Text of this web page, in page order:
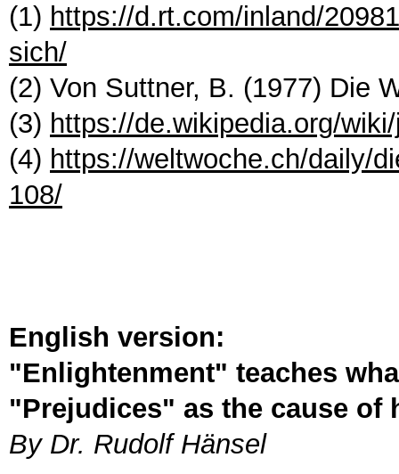
(1) https://d.rt.com/inland/
sich/
(2) Von Suttner, B. (1977) Die
(3) https://de.wikipedia.org/
(4) https://weltwoche.ch/daily/
108/
English version:
"Enlightenment" teaches
"Prejudices" as the cause of
By Dr. Rudolf Hänsel